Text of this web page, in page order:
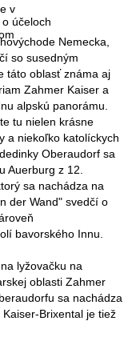
v
účeloch
Nemecka,
so susedným
táto oblasť známa aj
Zahmer Kaiser a
alpskú panorámu.
tu nielen krásne
a niekoľko katolíckych
Oberaudorf sa
Auerburg z 12.
sa nachádza na
der Wand" svedčí o
bavorského Innu.
lyžovačku na
oblasti Zahmer
sa nachádza
Brixental je tiež